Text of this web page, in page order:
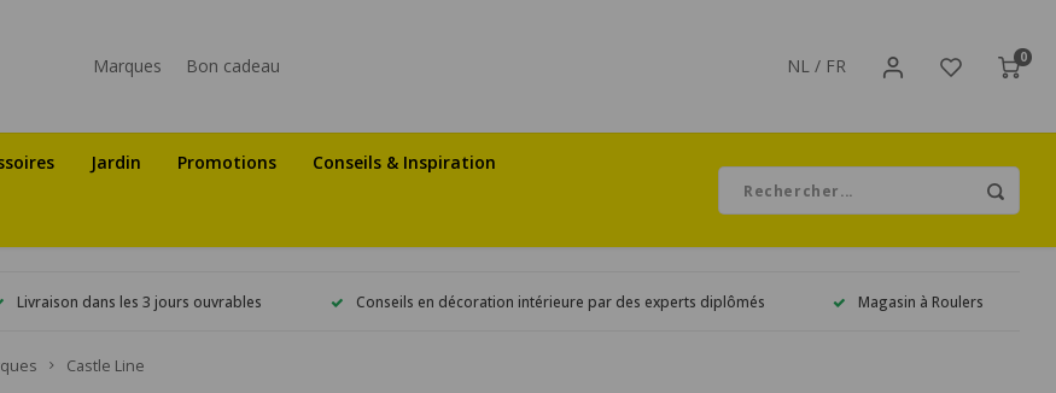
Marques Bon cadeau NL / FR 0
Jardin Promotions Conseils & Inspiration
Livraison dans les 3 jours ouvrables Conseils en décoration intérieure par des experts diplômés Magasin à Roulers
Castle Line